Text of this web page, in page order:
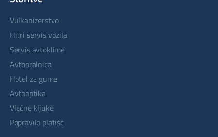
vulkanizerstvo
hitri servis vozila
servis avtoklime
avtopralnica
hotel za gume
avtooptika
vlečne kljuke
popravilo platišč